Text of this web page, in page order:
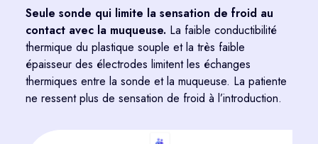
Seule sonde qui limite la sensation de froid au
contact avec la muqueuse. La faible conductibilité
thermique du plastique souple et la très faible
épaisseur des électrodes limitent les échanges
thermiques entre la sonde et la muqueuse. La patiente
ne ressent plus de sensation de froid à l’introduction.